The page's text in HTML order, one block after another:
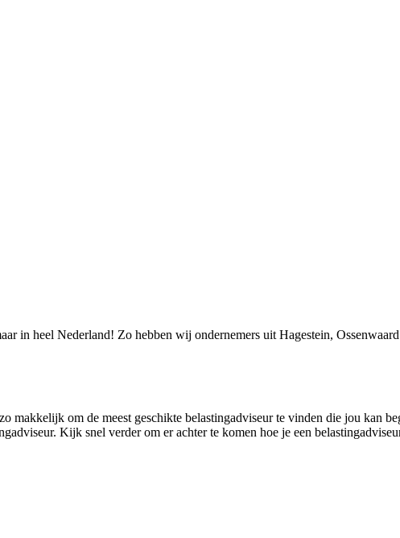
in heel Nederland! Zo hebben wij ondernemers uit Hagestein,
om de meest geschikte belastingadviseur te vinden die jou kan
Kijk snel verder om er achter te komen hoe je een